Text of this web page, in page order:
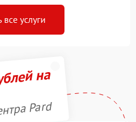
все услуги
на
Pard